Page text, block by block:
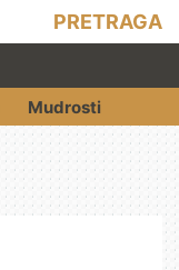
PRETRAGA
Mudrosti